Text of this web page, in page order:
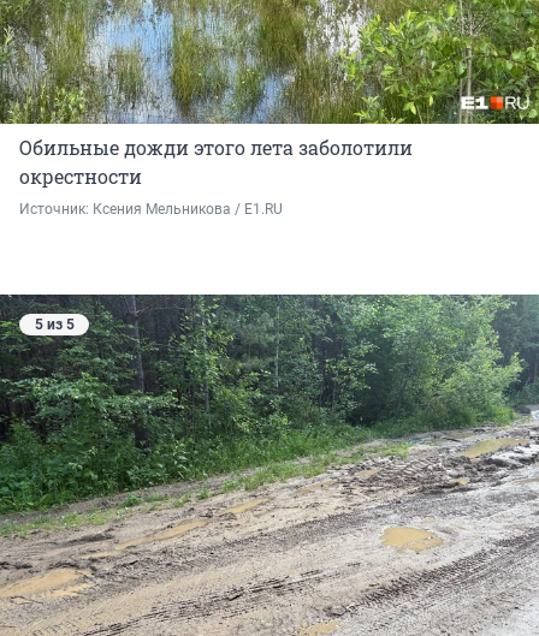
Обильные дожди этого лета заболотили
окрестности
Источник: Ксения Мельникова / E1.RU
5 из 5